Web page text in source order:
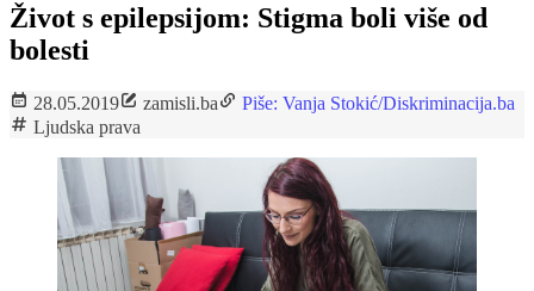
Život s epilepsijom: Stigma boli više od
bolesti
28.05.2019 zamisli.ba
Piše: Vanja Stokić/Diskriminacija.ba
Ljudska prava